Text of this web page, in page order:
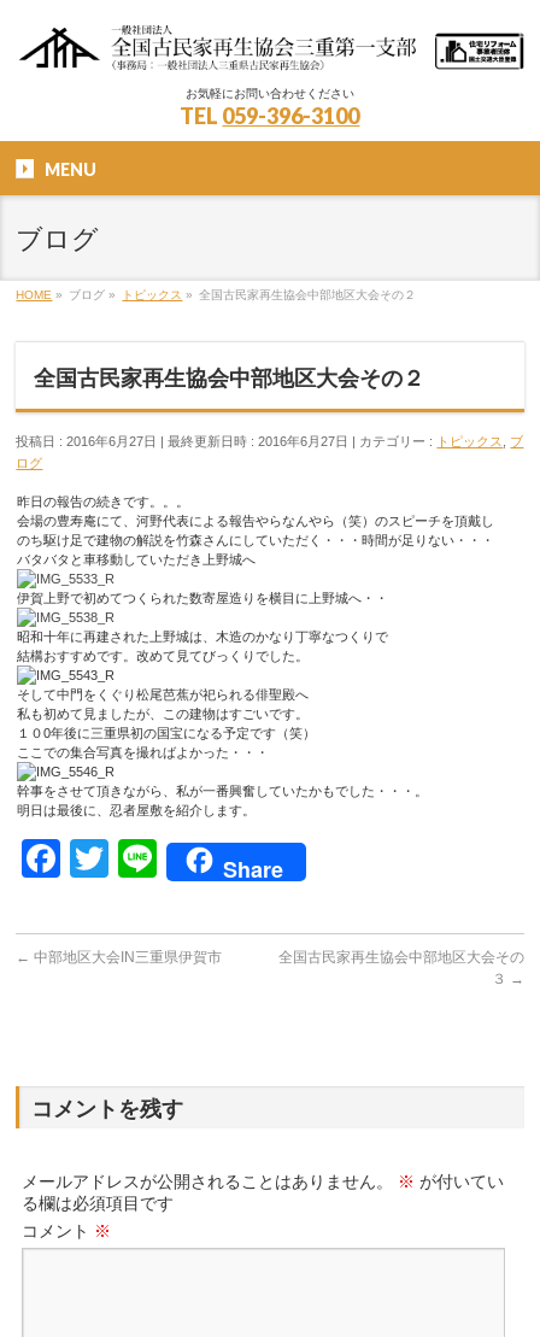
お気軽にお問い合わせください
TEL 059-396-3100
MENU
ブログ
HOME » ブログ » トピックス » 全国古民家再生協会中部地区大会その２
全国古民家再生協会中部地区大会その２
投稿日 : 2016年6月27日 最終更新日時 : 2016年6月27日 カテゴリー : トピックス
ブ
ログ
昨日の報告の続きです。。。
会場の豊寿庵にて、河野代表による報告やらなんやら（笑）のスピーチを頂戴し
のち駆け足で建物の解説を竹森さんにしていただく・・・時間が足りない・・・
バタバタと車移動していただき上野城へ
伊賀上野で初めてつくられた数寄屋造りを横目に上野城へ・・
昭和十年に再建された上野城は、木造のかなり丁寧なつくりで
結構おすすめです。改めて見てびっくりでした。
そして中門をくぐり松尾芭蕉が祀られる俳聖殿へ
私も初めて見ましたが、この建物はすごいです。
１０0年後に三重県初の国宝になる予定です（笑）
ここでの集合写真を撮ればよかった・・・
幹事をさせて頂きながら、私が一番興奮していたかもでした・・・。
明日は最後に、忍者屋敷を紹介します。
Facebook
Twitter
LineShare
← 中部地区大会IN三重県伊賀市
全国古民家再生協会中部地区大会その
３ →
コメントを残す
メールアドレスが公開されることはありません。 ※ が付いてい
る欄は必須項目です
コメント ※